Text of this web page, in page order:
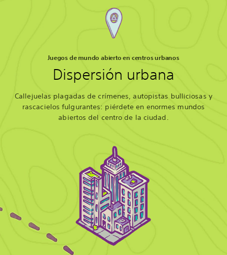
Juegos de mundo abierto en centros urbanos
Dispersión urbana
Callejuelas plagadas de crímenes, autopistas bulliciosas y
rascacielos fulgurantes: piérdete en enormes mundos
abiertos del centro de la ciudad.